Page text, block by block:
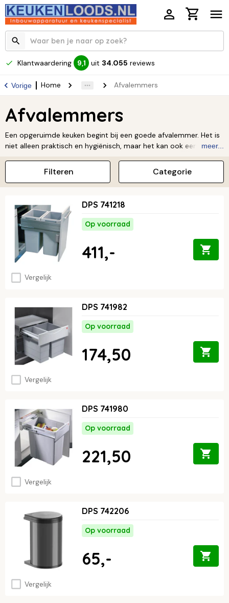
Klantwaardering 9,1 uit 34.055 reviews
Vorige Home Afvalemmers
Afvalemmers
Een opgeruimde keuken begint bij een goede afvalemmer. Het is
niet alleen praktisch en hygiënisch, maar het kan ook een
inbouwprullenbak zoekt of een ruime afvalemmer met meerdere
vakken voor afvalscheiding, er is altijd een oplossing die bij jouw
keuken en levensstijl past. Houd je keuken netjes en
georganiseerd met een afvalemmer die design en
gebruiksgemak perfect combineert. Zo wordt zelfs afval
weggooien een fluitje van een cent. Bekijk hier onze ‘Afvalemmer’
collectie. Voor meer informatie of wil je telefonisch bestellen, bel
dan met
0226-355340
meer...
Categorie
Filteren
Vergelijk
DPS 741218
Op voorraad
411,-
Vergelijk
DPS 741982
Op voorraad
174,50
Vergelijk
DPS 741980
Op voorraad
221,50
Vergelijk
DPS 742206
Op voorraad
65,-